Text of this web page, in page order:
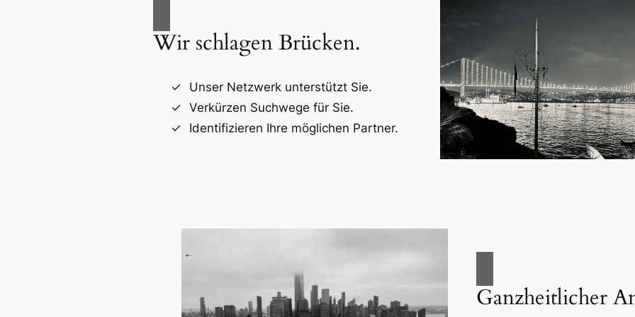
Wir schlagen Brücken.
Unser Netzwerk unterstützt Sie.
Verkürzen Suchwege für Sie.
Identifizieren Ihre möglichen Partner.
Ganzheitlicher